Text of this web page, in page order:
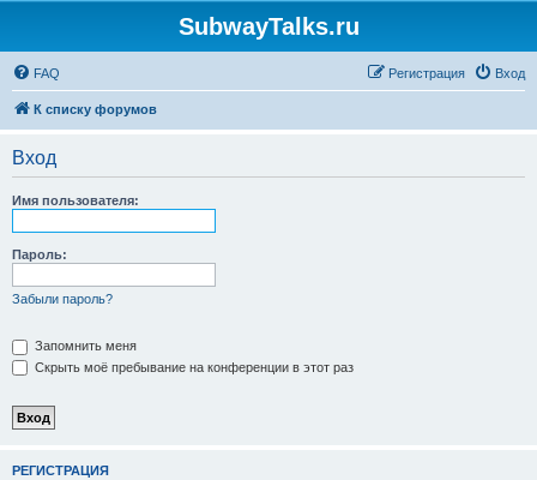
SubwayTalks.ru
FAQ Вход
Регистрация
К списку форумов
Вход
Имя пользователя:
Пароль:
Забыли пароль?
Запомнить меня
Скрыть моё пребывание на конференции в этот раз
РЕГИСТРАЦИЯ